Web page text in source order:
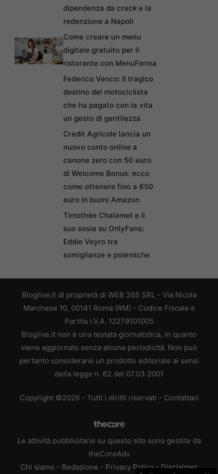
dipendenza da crack e la
redenzione a Napoli
Come creare un menu
digitale gratuito per il
ristorante con MenuForma
Federico Venco: Il tragico
destino del motociclista
che ha pagato con la vita
un gesto di gentilezza
Credit Agricole lancia un
nuovo conto online a
canone zero con 50 euro
di Welcome Bonus: ecco
come ottenere fino a 650
euro in buoni Amazon
Timothée Chalamet e il
suo sosia su OnlyFans:
Eddie Veyro tra
somiglianze e polemiche
Bloglive.it di proprietà di WEB 365 SRL - Via Nicola
Marchese 10, 00141 Roma (RM) - Codice Fiscale e
Partita I.V.A. 12279101005
Bloglive.it non è una testata giornalistica, in quanto
viene aggiornato senza alcuna periodicità. Non può
pertanto considerarsi un prodotto editoriale ai sensi
della legge n. 62 del 07.03.2001
Copyright ©2026 - Tutti i diritti riservati - Contattaci
Le attività pubblicitarie su questo sito sono gestite da
theCoreAdv
Chi siamo - Redazione - Privacy Policy - Disclaimer